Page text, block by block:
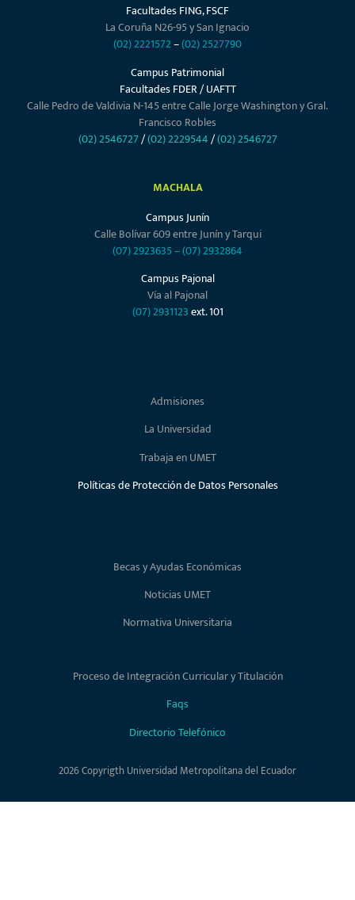
Facultades FING, FSCF
La Coruña N26-95 y San Ignacio
(02) 2221572–(02) 2527790
Campus Patrimonial
Facultades FDER / UAFTT
Calle Pedro de Valdivia N-145 entre Calle Jorge Washington y Gral.
Francisco Robles
(02) 2546727/(02) 2229544/(02) 2546727
MACHALA
Campus Junín
Calle Bolívar 609 entre Junín y Tarqui
(07) 2923635–(07) 2932864
Campus Pajonal
Vía al Pajonal
(07) 2931123ext. 101
Admisiones
La Universidad
Trabaja en UMET
Políticas de Protección de Datos Personales
Becas y Ayudas Económicas
Noticias UMET
Normativa Universitaria
Proceso de Integración Curricular y Titulación
Faqs
Directorio Telefónico
2026 Copyrigth Universidad Metropolitana del Ecuador